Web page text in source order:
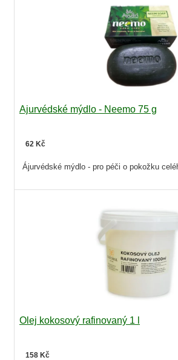
Ajurvédské mýdlo - Neemo 75 g
62 Kč
Ájurvédské mýdlo - pro péči o pokožku
Olej kokosový rafinovaný 1 l
158 Kč